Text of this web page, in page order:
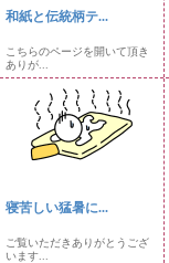
和紙と伝統柄テ...
こちらのページを開いて頂き
ありが...
寝苦しい猛暑に...
ご覧いただきありがとうござ
います...